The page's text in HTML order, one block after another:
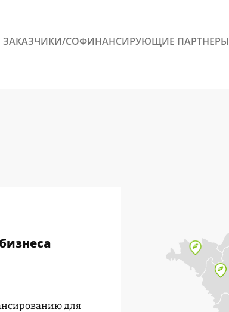
ЗАКАЗЧИКИ/СОФИНАНСИРУЮЩИЕ ПАРТНЕРЫ
для